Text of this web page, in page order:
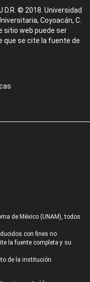
© 2018. Universidad
Coyoacán, C.
sitio web puede ser
que se cite la fuente de
de México (UNAM), todos
con fines no
la fuente completa y su
de la institución.